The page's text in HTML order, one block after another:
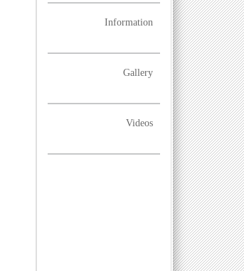
Information
Gallery
Videos